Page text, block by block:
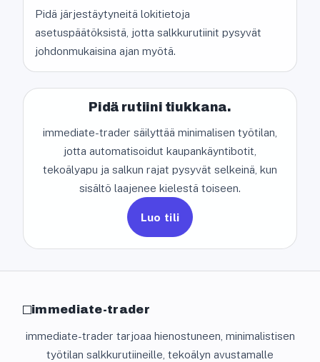
Pidä järjestäytyneitä lokitietoja
asetuspäätöksistä, jotta salkkurutiinit pysyvät
johdonmukaisina ajan myötä.
Pidä rutiini tiukkana.
immediate-trader säilyttää minimalisen työtilan,
jotta automatisoidut kaupankäyntibotit,
tekoälyapu ja salkun rajat pysyvät selkeinä, kun
sisältö laajenee kielestä toiseen.
Luo tili
immediate-trader
immediate-trader tarjoaa hienostuneen, minimalistisen
työtilan salkkurutiineille, tekoälyn avustamalle